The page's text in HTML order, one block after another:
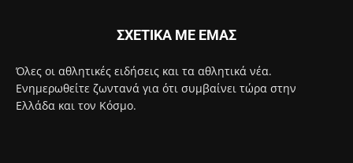
ΣΧΕΤΙΚΑ ΜΕ ΕΜΑΣ
Όλες οι αθλητικές ειδήσεις και τα αθλητικά νέα.
Ενημερωθείτε ζωντανά για ότι συμβαίνει τώρα στην
Ελλάδα και τον Κόσμο.